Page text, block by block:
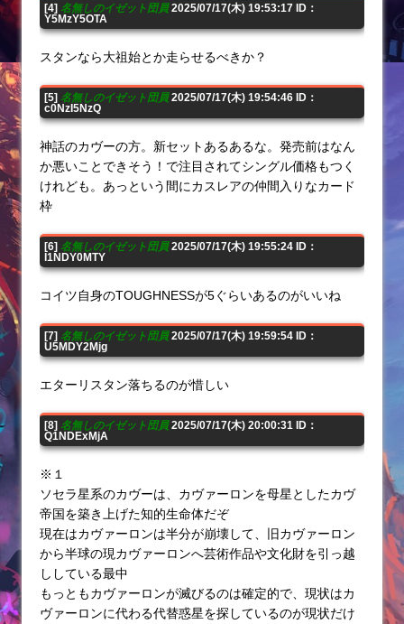
[4] 名無しのイゼット団員2025/07/17(木) 19:53:17 ID：
Y5MzY5OTA
スタンなら大祖始とか走らせるべきか？
[5] 名無しのイゼット団員2025/07/17(木) 19:54:46 ID：
c0NzI5NzQ
神話のカヴーの方。新セットあるあるな。発売前はなん
か悪いことできそう！で注目されてシングル価格もつく
けれども。あっという間にカスレアの仲間入りなカード
枠
[6] 名無しのイゼット団員2025/07/17(木) 19:55:24 ID：
I1NDY0MTY
コイツ自身のTOUGHNESSが5ぐらいあるのがいいね
[7] 名無しのイゼット団員2025/07/17(木) 19:59:54 ID：
U5MDY2Mjg
エターリスタン落ちるのが惜しい
[8] 名無しのイゼット団員2025/07/17(木) 20:00:31 ID：
Q1NDExMjA
※１
ソセラ星系のカヴーは、カヴァーロンを母星としたカヴ
帝国を築き上げた知的生命体だぞ
現在はカヴァーロンは半分が崩壊して、旧カヴァーロン
から半球の現カヴァーロンへ芸術作品や文化財を引っ越
ししている最中
もっともカヴァーロンが滅びるのは確定的で、現状はカ
ヴァーロンに代わる代替惑星を探しているのが現状だけ